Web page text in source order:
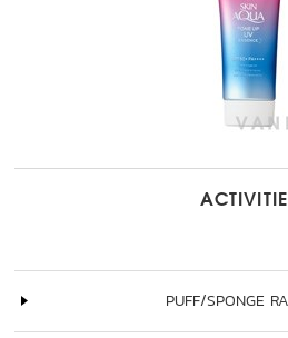
PUFF/SPONGE